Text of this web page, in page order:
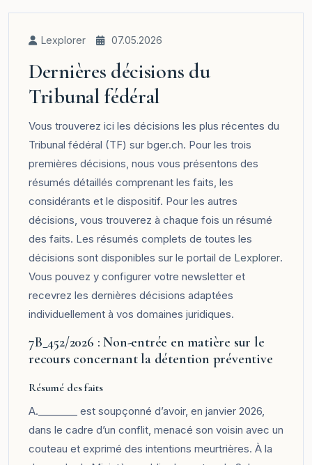
Lexplorer 07.05.2026
Dernières décisions du
Tribunal fédéral
Vous trouverez ici les décisions les plus récentes du
Tribunal fédéral (TF) sur bger.ch. Pour les trois
premières décisions, nous vous présentons des
résumés détaillés comprenant les faits, les
considérants et le dispositif. Pour les autres
décisions, vous trouverez à chaque fois un résumé
des faits. Les résumés complets de toutes les
décisions sont disponibles sur le portail de Lexplorer.
Vous pouvez y configurer votre newsletter et
recevrez les dernières décisions adaptées
individuellement à vos domaines juridiques.
7B_452/2026 : Non-entrée en matière sur le
recours concernant la détention préventive
Résumé des faits
A.________ est soupçonné d’avoir, en janvier 2026,
dans le cadre d’un conflit, menacé son voisin avec un
couteau et exprimé des intentions meurtrières. À la